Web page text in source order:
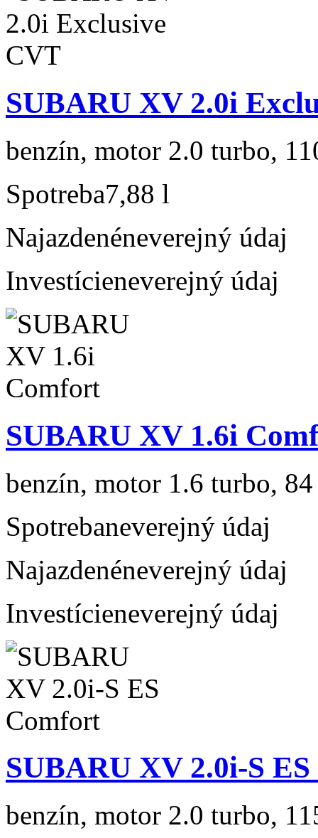
SUBARU XV 2.0i
benzín, motor 2.0 turbo,
Spotreba7,88 l
Najazdenéneverejný údaj
Investícieneverejný údaj
SUBARU XV 1.6i
benzín, motor 1.6 turbo,
Spotrebaneverejný údaj
Najazdenéneverejný údaj
Investícieneverejný údaj
SUBARU XV 2.0i-S
benzín, motor 2.0 turbo,